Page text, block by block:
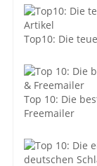
Top10: Die
Top 10: Die
Freemailer